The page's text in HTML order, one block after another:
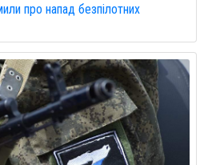
про напад безпілотних